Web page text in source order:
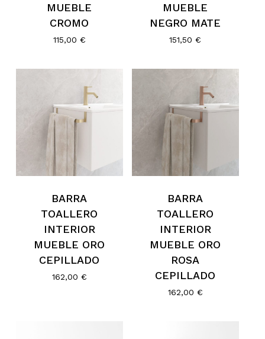
MUEBLE
CROMO
115,00 €
MUEBLE
NEGRO MATE
151,50€
BARRA
TOALLERO
INTERIOR
MUEBLE ORO
CEPILLADO
162,00 €
BARRA
TOALLERO
INTERIOR
MUEBLE ORO
ROSA
CEPILLADO
162,00 €